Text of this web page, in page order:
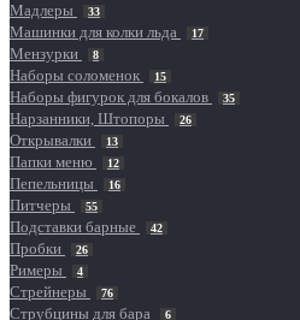
Мадлеры 33
Машинки для колки льда 17
Мензурки 8
Наборы соломенок 15
Наборы фигурок для бокалов 35
Нарзанники, Штопоры 26
Открывалки 13
Папки меню 12
Пепельницы 16
Питчеры 55
Подставки барные 42
Пробки 26
Римеры 4
Стрейнеры 76
Струбцины для бара 6